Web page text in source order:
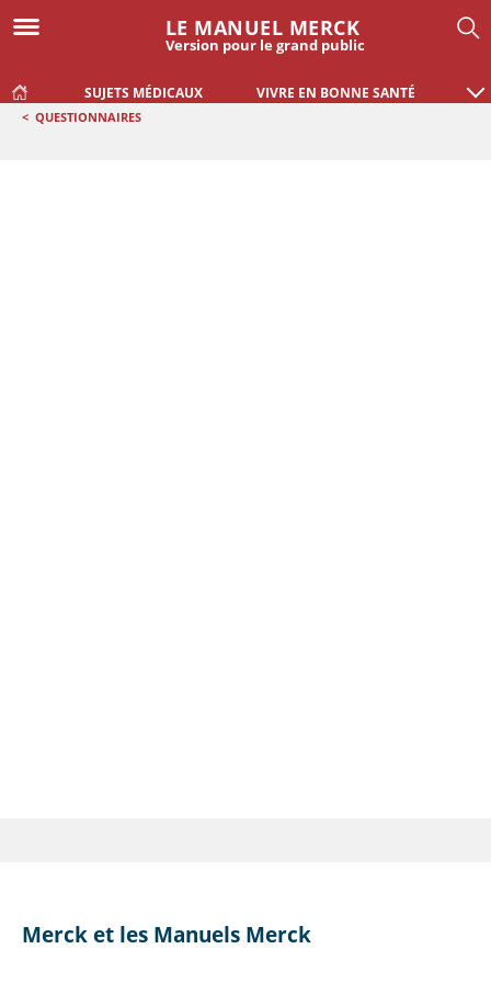
LE MANUEL MERCK
Version pour le grand public
SUJETS MÉDICAUX VIVRE EN BONNE SANTÉ
< QUESTIONNAIRES
Merck et les Manuels Merck